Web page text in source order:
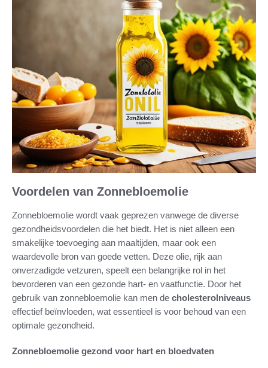
Voordelen van Zonnebloemolie
Zonnebloemolie wordt vaak geprezen vanwege de diverse
gezondheidsvoordelen die het biedt. Het is niet alleen een
smakelijke toevoeging aan maaltijden, maar ook een
waardevolle bron van goede vetten. Deze olie, rijk aan
onverzadigde vetzuren, speelt een belangrijke rol in het
bevorderen van een gezonde hart- en vaatfunctie. Door het
gebruik van zonnebloemolie kan men de cholesterolniveaus
effectief beïnvloeden, wat essentieel is voor behoud van een
optimale gezondheid.
Zonnebloemolie gezond voor hart en bloedvaten